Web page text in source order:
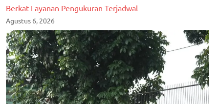
Berkat Layanan Pengukuran Terjadwal
Agustus 6, 2026